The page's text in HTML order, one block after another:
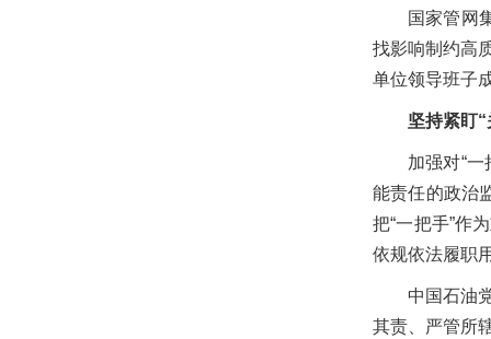
国家管网
找影响制约高
单位领导班子
坚持紧盯
加强对“
能责任的政治
把“一把手”作
依规依法履职
中国石油
其责、严管所